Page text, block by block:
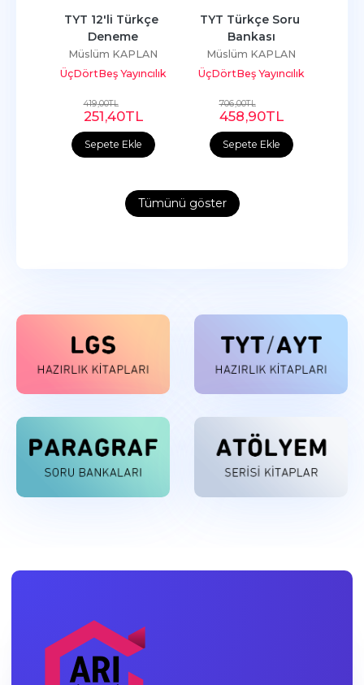
Sepete Ekle
TYT 12'li Türkçe
Deneme
Müslüm KAPLAN
ÜçDörtBeş Yayıncılık
419,00TL
251,40TL
Sepete Ekle
TYT Türkçe Soru
Bankası
Müslüm KAPLAN
ÜçDörtBeş Yayıncılık
706,00TL
458,90TL
Tümünü göster